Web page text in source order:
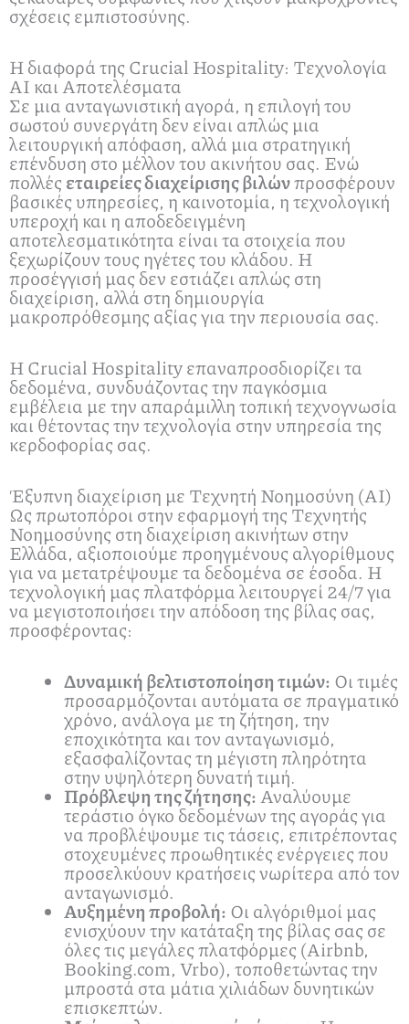
σχέσεις εμπιστοσύνης.
Η διαφορά της Crucial Hospitality: Τεχνολογία
AI και Αποτελέσματα
Σε μια ανταγωνιστική αγορά, η επιλογή του
σωστού συνεργάτη δεν είναι απλώς μια
λειτουργική απόφαση, αλλά μια στρατηγική
επένδυση στο μέλλον του ακινήτου σας. Ενώ
πολλές εταιρείες διαχείρισης βιλώνπροσφέρουν
βασικές υπηρεσίες, η καινοτομία, η τεχνολογική
υπεροχή και η αποδεδειγμένη
αποτελεσματικότητα είναι τα στοιχεία που
ξεχωρίζουν τους ηγέτες του κλάδου. Η
προσέγγισή μας δεν εστιάζει απλώς στη
διαχείριση, αλλά στη δημιουργία
μακροπρόθεσμης αξίας για την περιουσία σας.
Η Crucial Hospitality επαναπροσδιορίζει τα
δεδομένα, συνδυάζοντας την παγκόσμια
εμβέλεια με την απαράμιλλη τοπική τεχνογνωσία
και θέτοντας την τεχνολογία στην υπηρεσία της
κερδοφορίας σας.
Έξυπνη διαχείριση με Τεχνητή Νοημοσύνη (AI)
Ως πρωτοπόροι στην εφαρμογή της Τεχνητής
Νοημοσύνης στη διαχείριση ακινήτων στην
Ελλάδα, αξιοποιούμε προηγμένους αλγορίθμους
για να μετατρέψουμε τα δεδομένα σε έσοδα. Η
τεχνολογική μας πλατφόρμα λειτουργεί 24/7 για
να μεγιστοποιήσει την απόδοση της βίλας σας,
προσφέροντας:
Δυναμική βελτιστοποίηση τιμών: Οι τιμές
προσαρμόζονται αυτόματα σε πραγματικό
χρόνο, ανάλογα με τη ζήτηση, την
εποχικότητα και τον ανταγωνισμό,
εξασφαλίζοντας τη μέγιστη πληρότητα
στην υψηλότερη δυνατή τιμή.
Πρόβλεψη της ζήτησης:Αναλύουμε
τεράστιο όγκο δεδομένων της αγοράς για
να προβλέψουμε τις τάσεις, επιτρέποντας
στοχευμένες προωθητικές ενέργειες που
προσελκύουν κρατήσεις νωρίτερα από τον
ανταγωνισμό.
Αυξημένη προβολή: Οι αλγόριθμοί μας
ενισχύουν την κατάταξη της βίλας σας σε
όλες τις μεγάλες πλατφόρμες (Airbnb,
Booking.com, Vrbo), τοποθετώντας την
μπροστά στα μάτια χιλιάδων δυνητικών
επισκεπτών.